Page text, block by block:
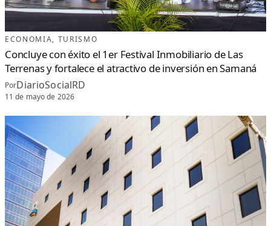
O
U
D
E
A
R
E
P
Ú
B
L
I
A
O
M
I
N
I
C
A
N
A
ECONOMIA, TURISMO
Concluye con éxito el 1er Festival Inmobiliario de Las
Terrenas y fortalece el atractivo de inversión en Samaná
PorDiarioSocialRD
11 de mayo de 2026